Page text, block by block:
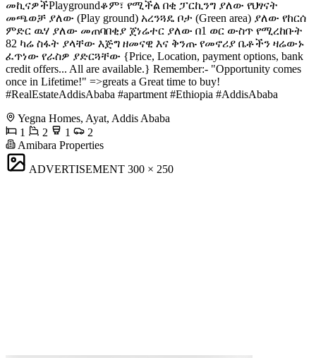
መኪናዎችPlaygroundቆም፣ የሚችል በቂ ፓርኪንግ ያለው የህፃናት
መጫወቻ ያለው (Play ground) አረንጓዴ ቦታ (Green area) ያለው የከርሰ
ምድር ዉሃ ያለው መጠባበቂያ ጀነሬተር ያለው በ1 ወር ውስጥ የሚረከቡት
82 ካሬ ስፋት ያላቸው እጅግ ዘመናዊ እና ቅንጡ የመኖሪያ ቤቶችን ዛሬውኑ
ፈጥነው የራስዎ ያድርጓቸው {Price, Location, payment options, bank
credit offers... All are available.} Remember:- "Opportunity comes
once in Lifetime!" =>greats a Great time to buy!
#RealEstateAddisAbaba #apartment #Ethiopia #AddisAbaba
Yegna Homes, Ayat, Addis Ababa
1
2 1
2
Amibara Properties
ADVERTISEMENT 300 × 250